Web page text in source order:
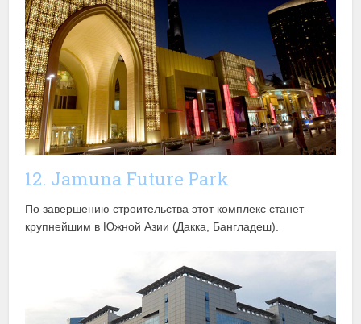
12. Jamuna Future Park
По завершению строительства этот комплекс станет
крупнейшим в Южной Азии (Дакка, Бангладеш).